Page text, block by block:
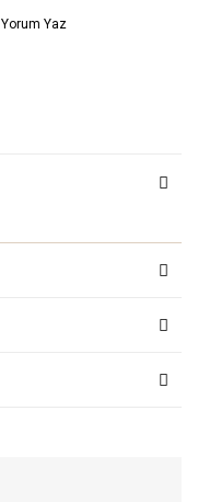
Yorum Yaz